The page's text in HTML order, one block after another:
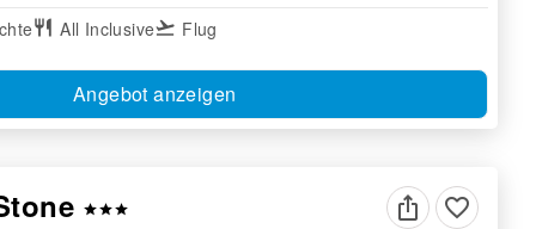
restaurant All Inclusiveflight_takeoff Flug
Angebot anzeigen
starstarstar favorite_border